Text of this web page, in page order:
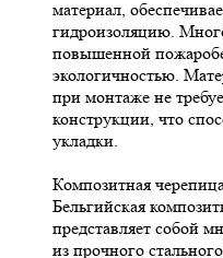
материал,
гидроизоляцию.
повышенной
экологичностью.
при монтаже не
конструкции, что
укладки.
Композитная
Бельгийская
представляет собой
из прочного